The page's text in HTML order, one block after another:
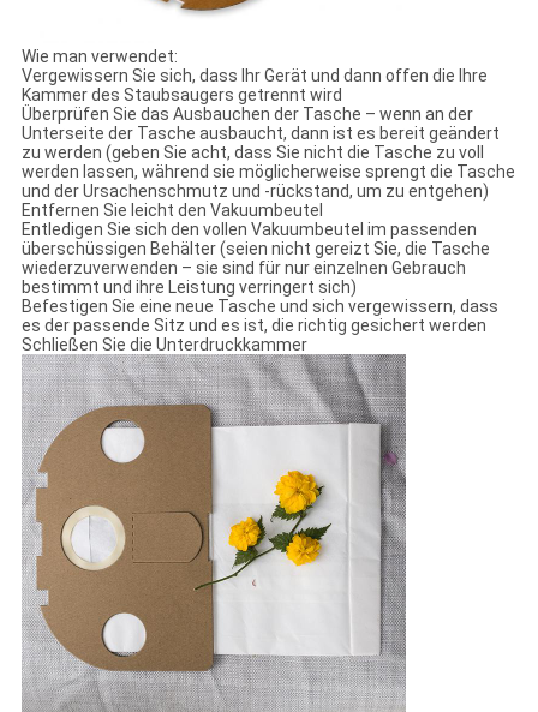
Wie man verwendet:
Vergewissern Sie sich, dass Ihr Gerät und dann offen die Ihre
Kammer des Staubsaugers getrennt wird
Überprüfen Sie das Ausbauchen der Tasche – wenn an der
Unterseite der Tasche ausbaucht, dann ist es bereit geändert
zu werden (geben Sie acht, dass Sie nicht die Tasche zu voll
werden lassen, während sie möglicherweise sprengt die Tasche
und der Ursachenschmutz und -rückstand, um zu entgehen)
Entfernen Sie leicht den Vakuumbeutel
Entledigen Sie sich den vollen Vakuumbeutel im passenden
überschüssigen Behälter (seien nicht gereizt Sie, die Tasche
wiederzuverwenden – sie sind für nur einzelnen Gebrauch
bestimmt und ihre Leistung verringert sich)
Befestigen Sie eine neue Tasche und sich vergewissern, dass
es der passende Sitz und es ist, die richtig gesichert werden
Schließen Sie die Unterdruckkammer